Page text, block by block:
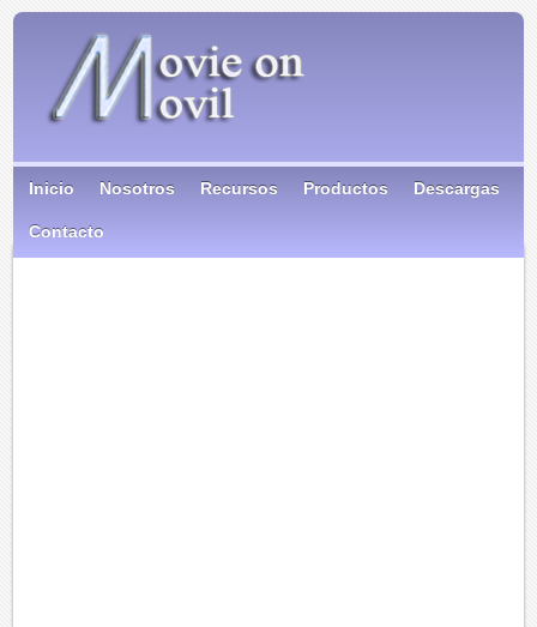
Inicio Nosotros Recursos Productos Descargas
Contacto